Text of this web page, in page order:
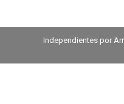
Independientes por